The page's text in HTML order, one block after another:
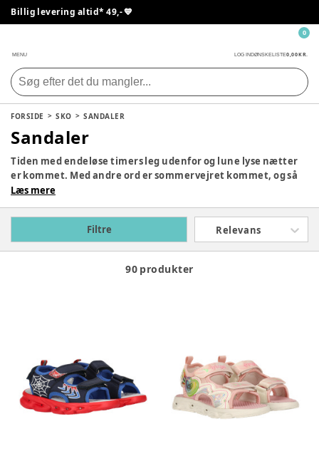
Billig levering altid* 49,- 💙
MENU LOG INDØNSKELISTE0,00 KR.
0
FORSIDE SKO SANDALER
Sandaler
Tiden med endeløse timers leg udenfor og lune lyse nætter
er kommet. Med andre ord er sommervejret kommet, og så
er det rart at kunne skifte de sure sneakers ud med luftige
Her på denne side kan du finde vores fine udvalg af sandaler
Læs mere
Filtre Relevans
90 produkter